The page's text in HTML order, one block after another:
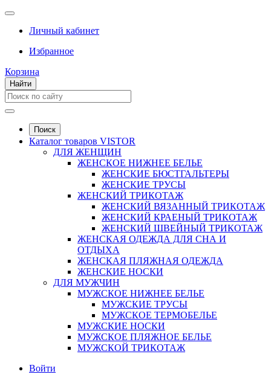
Личный кабинет
Избранное
Корзина
Найти
Поиск
Каталог товаров VISTOR
ДЛЯ ЖЕНЩИН
ЖЕНСКОЕ НИЖНЕЕ БЕЛЬЕ
ЖЕНСКИЕ БЮСТГАЛЬТЕРЫ
ЖЕНСКИЕ ТРУСЫ
ЖЕНСКИЙ ТРИКОТАЖ
ЖЕНСКИЙ ВЯЗАННЫЙ ТРИКОТАЖ
ЖЕНСКИЙ КРАЕНЫЙ ТРИКОТАЖ
ЖЕНСКИЙ ШВЕЙНЫЙ ТРИКОТАЖ
ЖЕНСКАЯ ОДЕЖДА ДЛЯ СНА И
ОТДЫХА
ЖЕНСКАЯ ПЛЯЖНАЯ ОДЕЖДА
ЖЕНСКИЕ НОСКИ
ДЛЯ МУЖЧИН
МУЖСКОЕ НИЖНЕЕ БЕЛЬЕ
МУЖСКИЕ ТРУСЫ
МУЖСКОЕ ТЕРМОБЕЛЬЕ
МУЖСКИЕ НОСКИ
МУЖСКОЕ ПЛЯЖНОЕ БЕЛЬЕ
МУЖСКОЙ ТРИКОТАЖ
Войти